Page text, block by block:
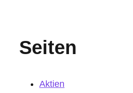
Seiten
Aktien